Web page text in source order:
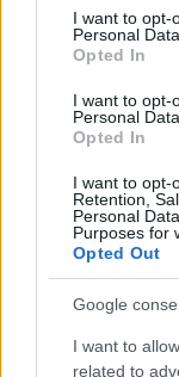
consent section.
I want to opt-
Personal
Opted In
I want to opt-
Personal
Opted In
I want to opt-
Retention,
Personal
Purposes for
Opted Out
Google
I want to
related to
hírességek
Liszt-díjas
A versenyen
is fellépést
idén február 18-án
János
A Virtuózok az
komolyzenei